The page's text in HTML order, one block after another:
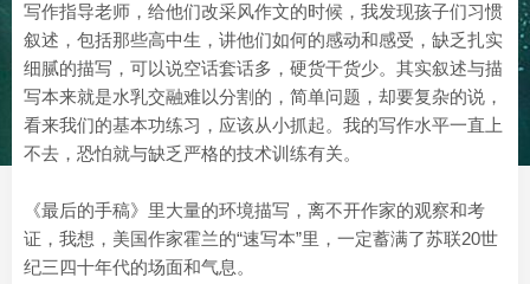
写作指导老师，给他们改采风作文的时候，我发现孩子们习惯
叙述，包括那些高中生，讲他们如何的感动和感受，缺乏扎实
细腻的描写，可以说空话套话多，硬货干货少。其实叙述与描
写本来就是水乳交融难以分割的，简单问题，却要复杂的说，
看来我们的基本功练习，应该从小抓起。我的写作水平一直上
不去，恐怕就与缺乏严格的技术训练有关。
《最后的手稿》里大量的环境描写，离不开作家的观察和考
证，我想，美国作家霍兰的“速写本”里，一定蓄满了苏联20世
纪三四十年代的场面和气息。